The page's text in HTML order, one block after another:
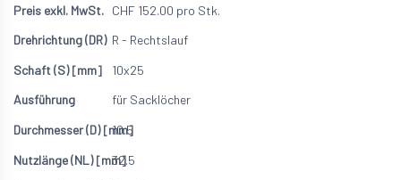
CHF 152.00 pro Stk.
R - Rechtslauf
10x25
für Sacklöcher
10.5
32.5